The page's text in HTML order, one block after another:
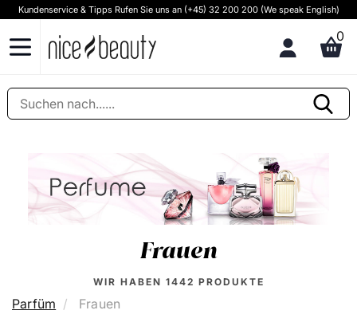
Kundenservice & Tipps Rufen Sie uns an (+45) 32 200 200 (We speak English)
0
Frauen
WIR HABEN 1442 PRODUKTE
Parfüm Frauen